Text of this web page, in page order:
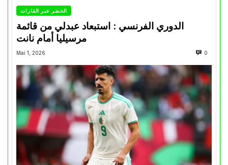
الخضر عبر القارات
الدوري الفرنسي : استبعاد عبدلي من قائمة
مرسيليا أمام نانت
Mai 1, 2026 0